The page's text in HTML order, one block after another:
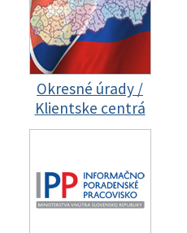
Okresné úrady /
Klientske centrá